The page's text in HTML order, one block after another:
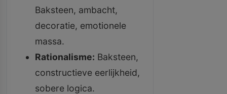
Baksteen, ambacht,
decoratie, emotionele
massa.
Rationalisme: Baksteen,
constructieve eerlijkheid,
sobere logica.